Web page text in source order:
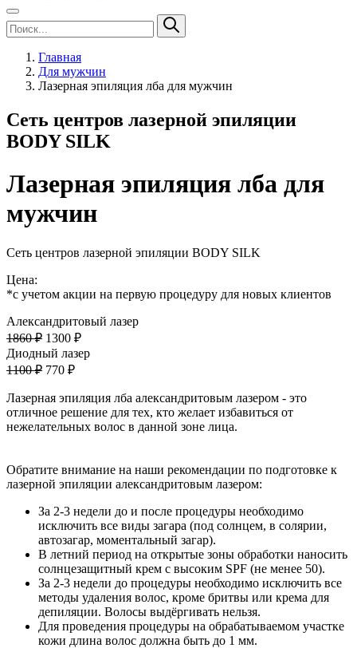
Главная
Для мужчин
Лазерная эпиляция лба для мужчин
Сеть центров лазерной эпиляции
BODY SILK
Лазерная эпиляция лба для
мужчин
Сеть центров лазерной эпиляции BODY SILK
Цена:
*с учетом акции на первую процедуру для новых клиентов
Александритовый лазер
1860 ₽ 1300 ₽
Диодный лазер
1100 ₽ 770 ₽
Лазерная эпиляция лба александритовым лазером - это
отличное решение для тех, кто желает избавиться от
нежелательных волос в данной зоне лица.
Обратите внимание на наши рекомендации по подготовке к
лазерной эпиляции александритовым лазером:
За 2-3 недели до и после процедуры необходимо
исключить все виды загара (под солнцем, в солярии,
автозагар, моментальный загар).
В летний период на открытые зоны обработки наносить
солнцезащитный крем с высоким SPF (не менее 50).
За 2-3 недели до процедуры необходимо исключить все
методы удаления волос, кроме бритвы или крема для
депиляции. Волосы выдёргивать нельзя.
Для проведения процедуры на обрабатываемом участке
кожи длина волос должна быть до 1 мм.